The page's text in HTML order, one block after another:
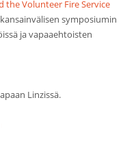
the Volunteer Fire Service
symposiumin
ja vapaaehtoisten
Linzissä.